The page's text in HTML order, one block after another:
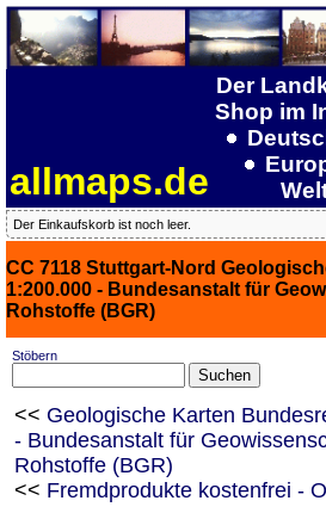
allmaps.de
Der
Shop im
Der Einkaufskorb ist noch leer.
CC 7118 Stuttgart-Nord
1:200.000 - Bundesanstalt für
Rohstoffe (BGR)
Stöbern
<< Geologische Karten
- Bundesanstalt für
Rohstoffe (BGR)
<< Fremdprodukte kostenfrei -